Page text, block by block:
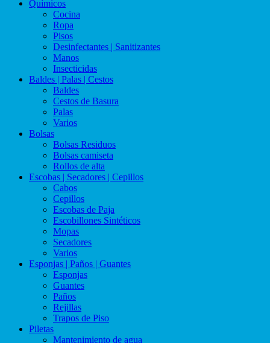
Químicos
Cocina
Ropa
Pisos
Desinfectantes | Sanitizantes
Manos
Insecticidas
Baldes | Palas | Cestos
Baldes
Cestos de Basura
Palas
Varios
Bolsas
Bolsas Residuos
Bolsas camiseta
Rollos de alta
Escobas | Secadores | Cepillos
Cabos
Cepillos
Escobas de Paja
Escobillones Sintéticos
Mopas
Secadores
Varios
Esponjas | Paños | Guantes
Esponjas
Guantes
Paños
Rejillas
Trapos de Piso
Piletas
Mantenimiento de agua